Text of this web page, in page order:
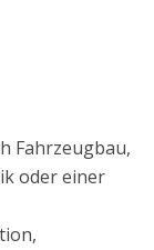
Fahrzeugbau,
oder einer